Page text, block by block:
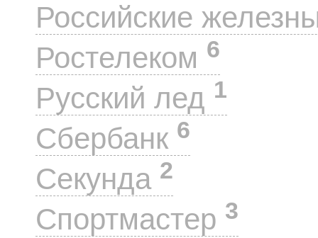
Российские
Ростелеком 6
Русский лед 1
Сбербанк 6
Секунда 2
Спортмастер 3